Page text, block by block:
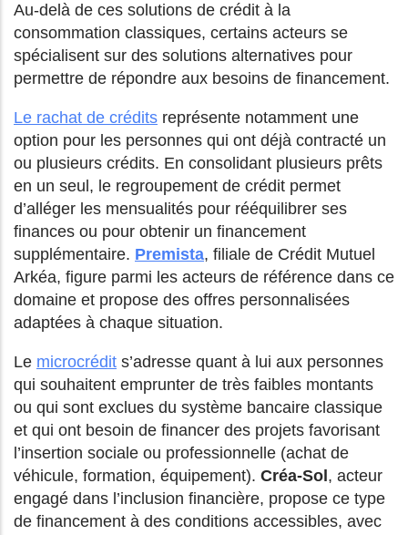
Au-delà de ces solutions de crédit à la
consommation classiques, certains acteurs se
spécialisent sur des solutions alternatives pour
permettre de répondre aux besoins de financement.
Le rachat de crédits représente notamment une
option pour les personnes qui ont déjà contracté un
ou plusieurs crédits. En consolidant plusieurs prêts
en un seul, le regroupement de crédit permet
d’alléger les mensualités pour rééquilibrer ses
finances ou pour obtenir un financement
supplémentaire. Premista, filiale de Crédit Mutuel
Arkéa, figure parmi les acteurs de référence dans ce
domaine et propose des offres personnalisées
adaptées à chaque situation.
Le microcrédit s’adresse quant à lui aux personnes
qui souhaitent emprunter de très faibles montants
ou qui sont exclues du système bancaire classique
et qui ont besoin de financer des projets favorisant
l’insertion sociale ou professionnelle (achat de
véhicule, formation, équipement). Créa-Sol , acteur
engagé dans l’inclusion financière, propose ce type
de financement à des conditions accessibles, avec